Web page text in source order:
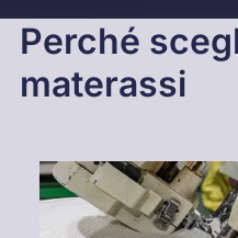
Perché
materassi